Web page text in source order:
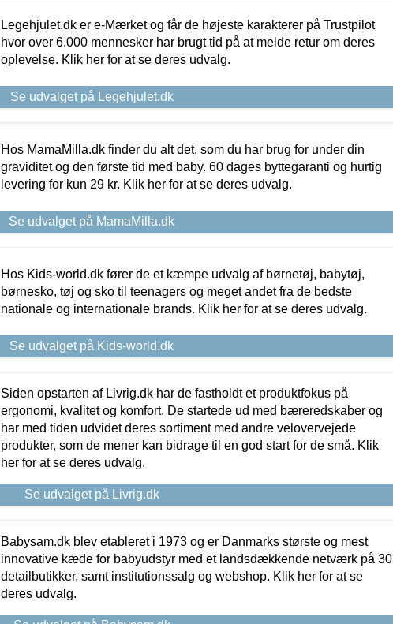
Legehjulet.dk er e-Mærket og får de højeste karakterer på Trustpilot
hvor over 6.000 mennesker har brugt tid på at melde retur om deres
oplevelse. Klik her for at se deres udvalg.
Se udvalget på Legehjulet.dk
Hos MamaMilla.dk finder du alt det, som du har brug for under din
graviditet og den første tid med baby. 60 dages byttegaranti og hurtig
levering for kun 29 kr. Klik her for at se deres udvalg.
Se udvalget på MamaMilla.dk
Hos Kids-world.dk fører de et kæmpe udvalg af børnetøj, babytøj,
børnesko, tøj og sko til teenagers og meget andet fra de bedste
nationale og internationale brands. Klik her for at se deres udvalg.
Se udvalget på Kids-world.dk
Siden opstarten af Livrig.dk har de fastholdt et produktfokus på
ergonomi, kvalitet og komfort. De startede ud med bæreredskaber og
har med tiden udvidet deres sortiment med andre velovervejede
produkter, som de mener kan bidrage til en god start for de små. Klik
her for at se deres udvalg.
Se udvalget på Livrig.dk
Babysam.dk blev etableret i 1973 og er Danmarks største og mest
innovative kæde for babyudstyr med et landsdækkende netværk på 30
detailbutikker, samt institutionssalg og webshop. Klik her for at se
deres udvalg.